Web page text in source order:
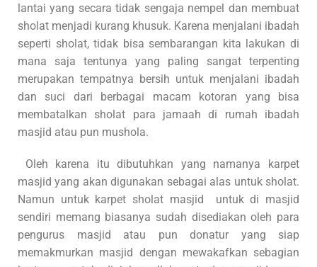
lantai yang secara tidak sengaja nempel dan membuat
sholat menjadi kurang khusuk. Karena menjalani ibadah
seperti sholat, tidak bisa sembarangan kita lakukan di
mana saja tentunya yang paling sangat terpenting
merupakan tempatnya bersih untuk menjalani ibadah
dan suci dari berbagai macam kotoran yang bisa
membatalkan sholat para jamaah di rumah ibadah
masjid atau pun mushola.
Oleh karena itu dibutuhkan yang namanya karpet
masjid yang akan digunakan sebagai alas untuk sholat.
Namun untuk karpet sholat masjid untuk di masjid
sendiri memang biasanya sudah disediakan oleh para
pengurus masjid atau pun donatur yang siap
memakmurkan masjid dengan mewakafkan sebagian